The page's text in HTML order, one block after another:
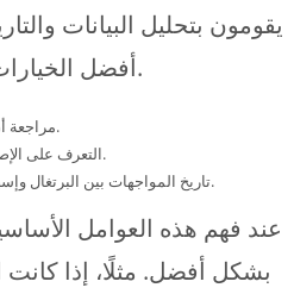
يقومون بتحليل البيانات
أفضل الخيارات المتاحة.
مراجعة أداء الفرق والمواجهات السابقة.
التعرف على الإصابات أو التغييرات في التشكيلة.
تاريخ المواجهات بين البرتغال وإسبانيا وتأثيرها على النتائج الحالية.
عند فهم هذه العوامل
بشكل أفضل. مثلًا، إذا كانت